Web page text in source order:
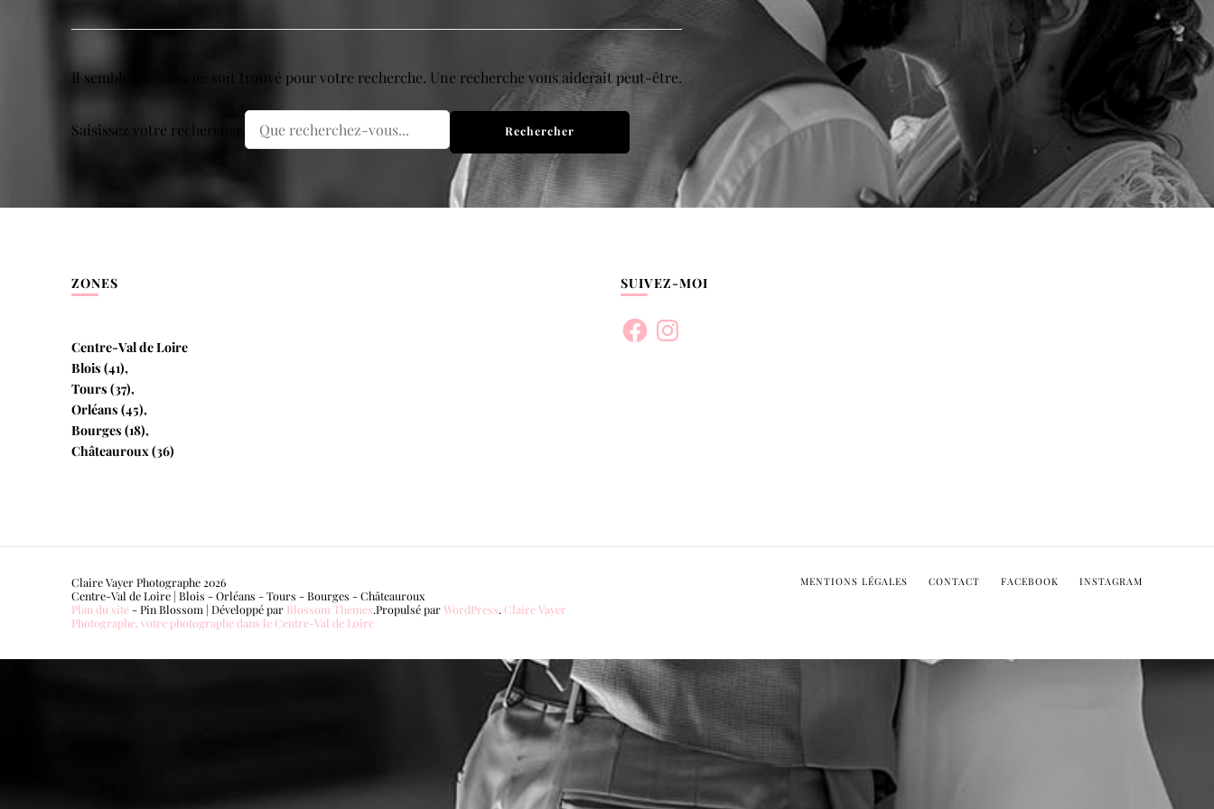
Il semble que rien ne soit trouvé pour votre recherche. Une recherche vous aiderait peut-être.
Vous
Saisissez votre rechercher.
ZONES
Centre-Val de Loire
Blois (41),
Tours (37),
Orléans (45),
Bourges (18),
Châteauroux (36)
SUIVEZ-MOI
FacebookInstagram
Claire Vayer Photographe 2026
Centre-Val de Loire | Blois - Orléans - Tours - Bourges - Châteauroux
Plan du site-Pin Blossom | Développé par Blossom Themes.Propulsé parWordPress. Claire Vayer
Photographe, votre photographe dans le Centre-Val de Loire
MENTIONS LÉGALES CONTACT FACEBOOK INSTAGRAM